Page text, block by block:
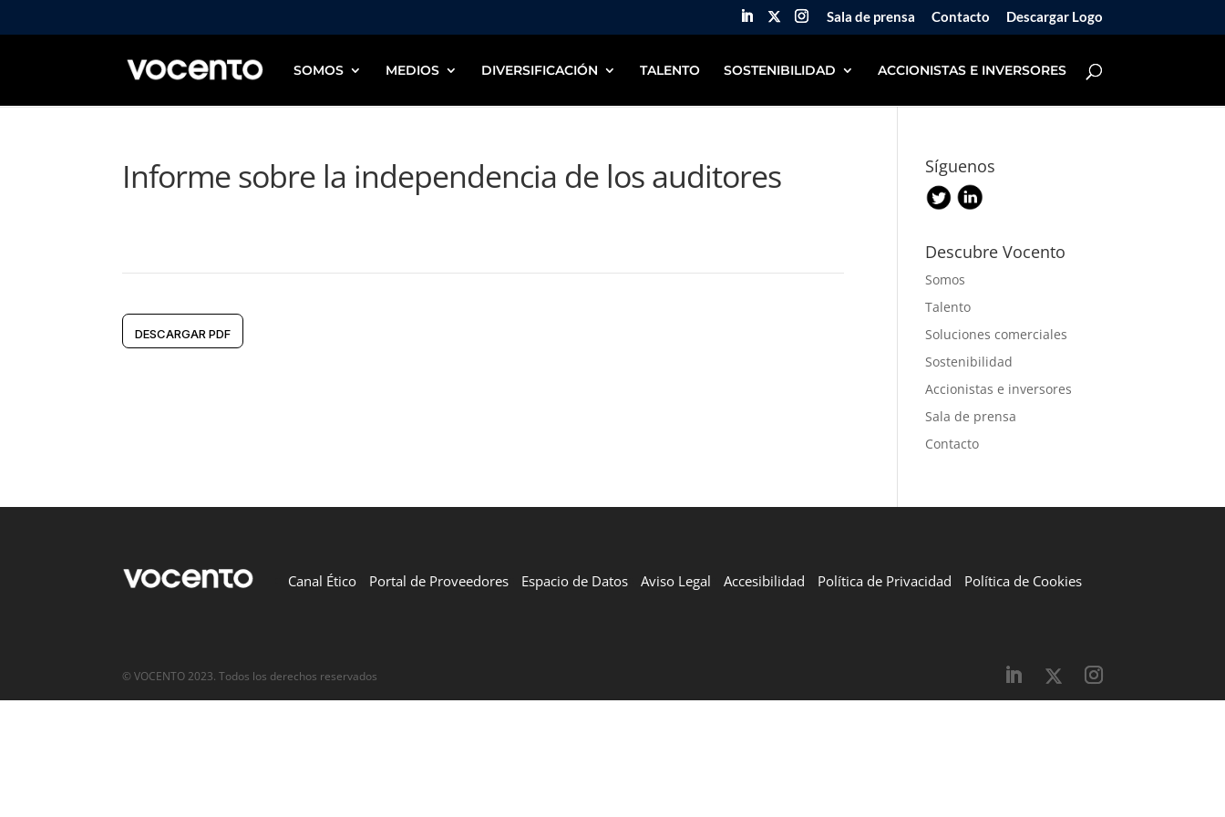
Sala de prensa Contacto Descargar Logo
SOMOS MEDIOS DIVERSIFICACIÓN TALENTO SOSTENIBILIDAD ACCIONISTAS E INVERSORES
Informe sobre la independencia de los auditores
DESCARGAR PDF
Síguenos
Descubre Vocento
Somos
Talento
Soluciones comerciales
Sostenibilidad
Accionistas e inversores
Sala de prensa
Contacto
Canal Ético Portal de Proveedores Espacio de Datos Aviso Legal Accesibilidad Política de Privacidad Política de Cookies
© VOCENTO 2023. Todos los derechos reservados